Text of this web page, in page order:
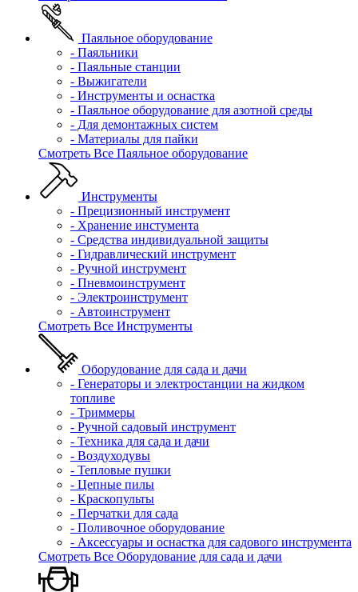
Паяльное оборудование
- Паяльники
- Паяльные станции
- Выжигатели
- Инструменты и оснастка
- Паяльное оборудование для азотной среды
- Для демонтажных систем
- Материалы для пайки
Смотреть Все Паяльное оборудование
Инструменты
- Прецизионный инструмент
- Хранение инстумента
- Средства индивидуальной защиты
- Гидравлический инструмент
- Ручной инструмент
- Пневмоинструмент
- Электроинструмент
- Автоинструмент
Смотреть Все Инструменты
Оборудование для сада и дачи
- Генераторы и электростанции на жидком
топливе
- Триммеры
- Ручной садовый инструмент
- Техника для сада и дачи
- Воздуходувы
- Тепловые пушки
- Цепные пилы
- Краскопульты
- Перчатки для сада
- Поливочное оборудование
- Аксессуары и оснастка для садового инструмента
Смотреть Все Оборудование для сада и дачи